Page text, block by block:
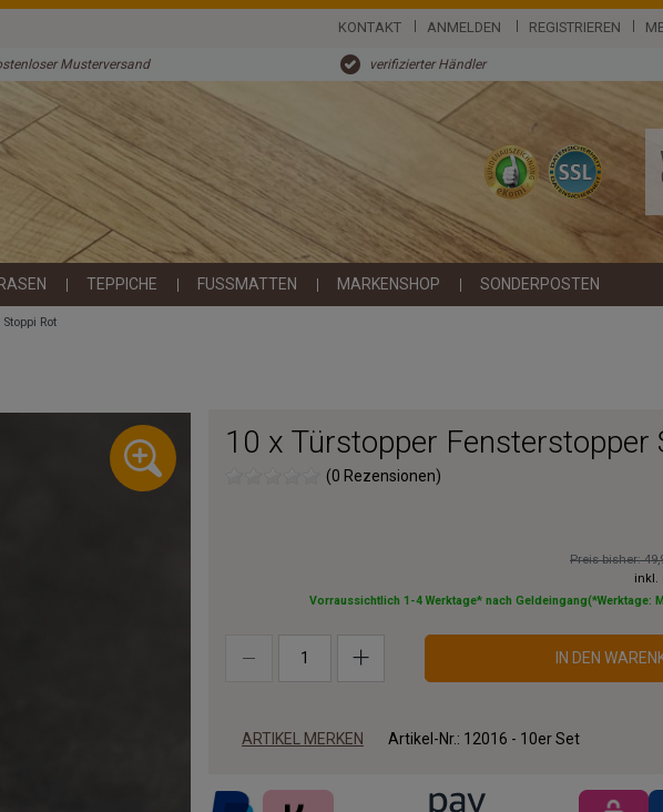
KONTAKT ANMELDEN REGISTRIEREN
Musterversand verifizierter Händler
TEPPICHE FUSSMATTEN MARKENSHOP SONDERPOSTEN
Rot
10 x Türstopper Fensterstopper
(0 Rezensionen)
Preis bisher:
inkl.
Vorraussichtlich 1-4 Werktage* nach Geldeingang(*Werktage:
IN DEN
ARTIKEL MERKEN Artikel-Nr.: 12016 - 10er Set